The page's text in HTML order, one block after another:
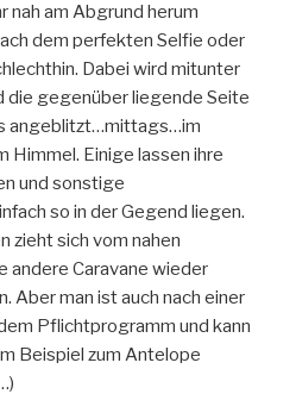
nah am Abgrund herum
dem perfekten Selfie oder
Dabei wird mitunter
die gegenüber liegende Seite
angeblitzt…mittags…im
Einige lassen ihre
und sonstige
so in der Gegend liegen.
zieht sich vom nahen
andere Caravane wieder
Aber man ist auch nach einer
Pflichtprogramm und kann
Beispiel zum Antelope